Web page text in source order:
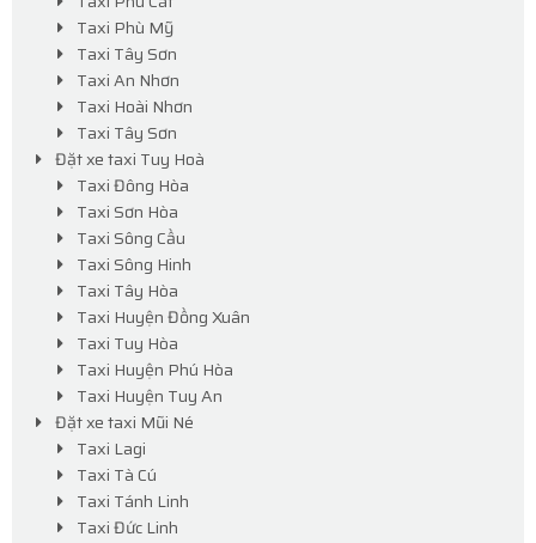
Taxi Phù Mỹ
Taxi Tây Sơn
Taxi An Nhơn
Taxi Hoài Nhơn
Taxi Tây Sơn
Đặt xe taxi Tuy Hoà
Taxi Đông Hòa
Taxi Sơn Hòa
Taxi Sông Cầu
Taxi Sông Hinh
Taxi Tây Hòa
Taxi Huyện Đồng Xuân
Taxi Tuy Hòa
Taxi Huyện Phú Hòa
Taxi Huyện Tuy An
Đặt xe taxi Mũi Né
Taxi Lagi
Taxi Tà Cú
Taxi Tánh Linh
Taxi Đức Linh